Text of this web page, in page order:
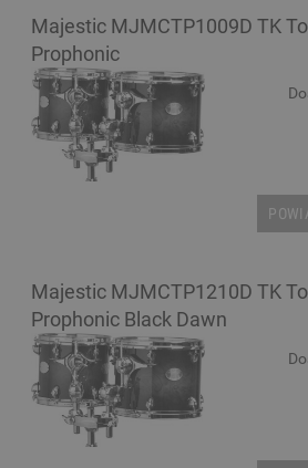
Majestic MJMCTP1009D TK
Prophonic
Majestic MJMCTP1210D TK
Prophonic Black Dawn